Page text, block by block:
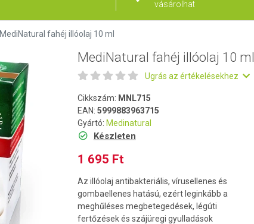
vásárolhat
MediNatural fahéj illóolaj 10 ml
MediNatural fahéj illóolaj 10 ml
Ugrás az értékelésekhez
Cikkszám: MNL715
EAN: 5999883963715
Gyártó: Medinatural
Készleten
1 695 Ft
Az illóolaj antibakteriális, vírusellenes és
gombaellenes hatású, ezért leginkább a
meghűléses megbetegedések, légúti
fertőzések és szájüregi gyulladások